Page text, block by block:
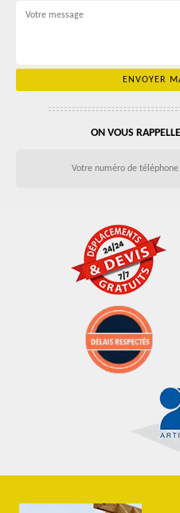
ON VOUS